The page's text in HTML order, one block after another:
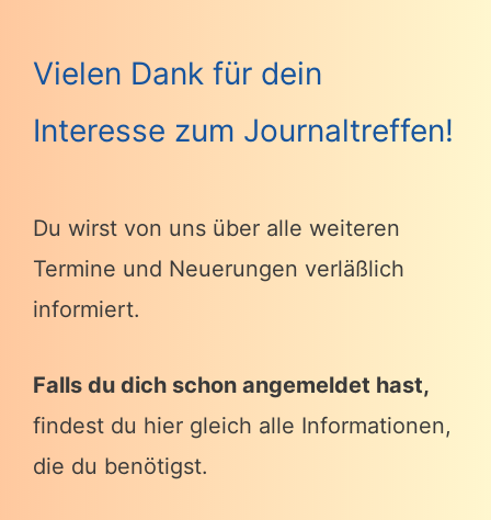
Vielen Dank für dein
Interesse zum Journaltreffen!
Du wirst von uns über alle weiteren
Termine und Neuerungen verläßlich
informiert.
Falls du dich schon angemeldet hast,
findest du hier gleich alle Informationen,
die du benötigst.